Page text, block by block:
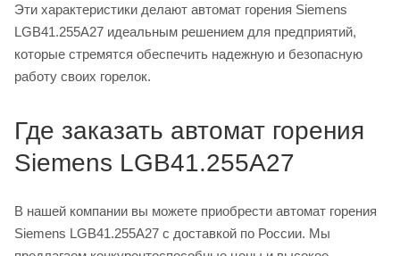
Эти характеристики делают автомат горения Siemens
LGB41.255A27 идеальным решением для предприятий,
которые стремятся обеспечить надежную и безопасную
работу своих горелок.
Где заказать автомат горения
Siemens LGB41.255A27
В нашей компании вы можете приобрести автомат горения
Siemens LGB41.255A27 с доставкой по России. Мы